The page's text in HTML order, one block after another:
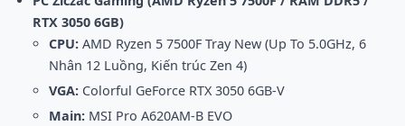
RTX 3050 6GB)
CPU: AMD Ryzen 5 7500F Tray New (Up To 5.0GHz, 6
Nhân 12 Luồng, Kiến trúc Zen 4)
VGA: Colorful GeForce RTX 3050 6GB-V
Main: MSI Pro A620AM-B EVO